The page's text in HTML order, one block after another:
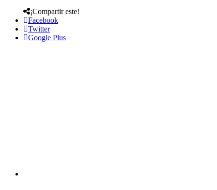
¡Compartir este!
Facebook
Twitter
Google Plus